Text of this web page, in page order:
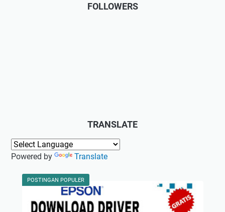
FOLLOWERS
TRANSLATE
Powered by Translate
POSTINGAN POPULER